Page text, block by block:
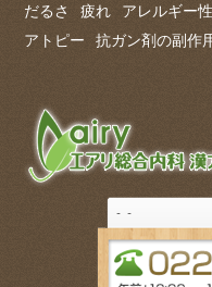
だるさ
疲れ アレルギー
アトピー
抗ガン剤の副作
- -